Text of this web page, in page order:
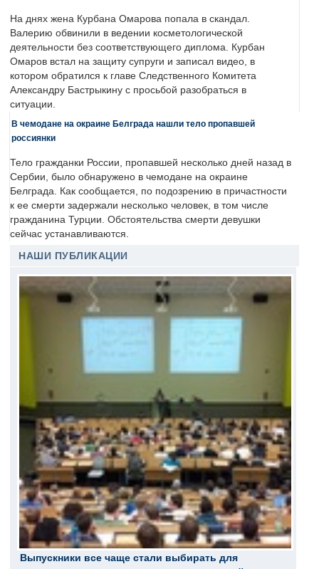
На днях жена Курбана Омарова попала в скандал.
Валерию обвинили в ведении косметологической
деятельности без соответствующего диплома. Курбан
Омаров встал на защиту супруги и записал видео, в
котором обратился к главе Следственного Комитета
Александру Бастрыкину с просьбой разобраться в
ситуации.
В чемодане на окраине Белграда нашли тело пропавшей
россиянки
Тело гражданки России, пропавшей несколько дней назад в
Сербии, было обнаружено в чемодане на окраине
Белграда. Как сообщается, по подозрению в причастности
к ее смерти задержали несколько человек, в том числе
гражданина Турции. Обстоятельства смерти девушки
сейчас устанавливаются.
НАШИ ПУБЛИКАЦИИ
Выпускники все чаще стали выбирать для